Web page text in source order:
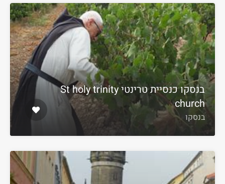
בנסקו כנסיית טרינטי St holy trinity
church
בנסקו